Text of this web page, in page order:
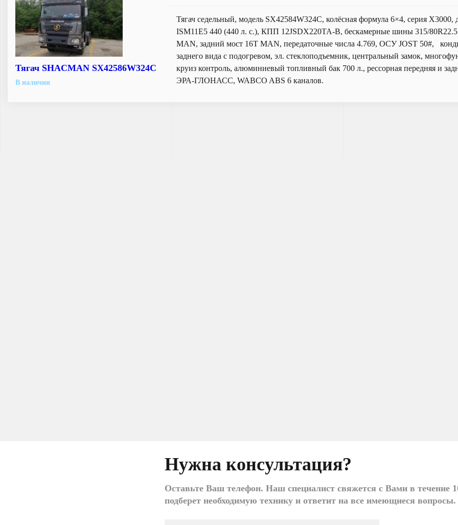
Тягач SHACMAN SX42586W324C
В наличии
Тягач седельный, модель SX42584W324C, колёсная формула 6×4, серия X3000,
ISM11E5 440 (440 л. с.), КПП 12JSDX220TA-B, бескамерные шины 315/
MAN, задний мост 16T MAN, передаточные числа 4.769, ОСУ JOST 50#,
заднего вида с подогревом, эл. стеклоподъемник, центральный замок,
круиз контроль, алюминиевый топливный бак 700 л., рессорная передняя и
ЭРА-ГЛОНАСС, WABCO ABS 6 каналов.
Нужна консультация?
Оставьте Ваш телефон. Наш специалист свяжется с Вами в течение
подберет необходимую технику и ответит на все имеющиеся вопросы.